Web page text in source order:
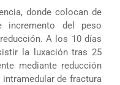
donde colocan de
del peso
A los 10 días
la luxación tras 25
mediante reducción
de fractura